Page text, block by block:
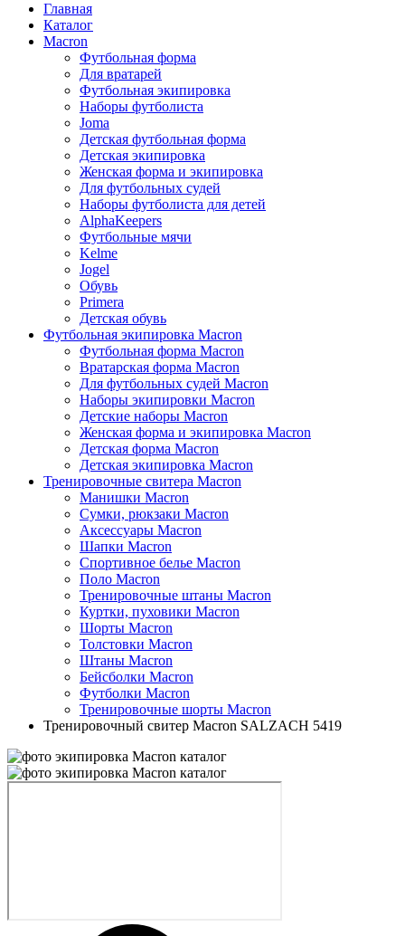
Главная
Каталог
Macron
Футбольная форма
Для вратарей
Футбольная экипировка
Наборы футболиста
Joma
Детская футбольная форма
Детская экипировка
Женская форма и экипировка
Для футбольных судей
Наборы футболиста для детей
AlphaKeepers
Футбольные мячи
Kelme
Jogel
Обувь
Primera
Детская обувь
Футбольная экипировка Macron
Футбольная форма Macron
Вратарская форма Macron
Для футбольных судей Macron
Наборы экипировки Macron
Детские наборы Macron
Женская форма и экипировка Macron
Детская форма Macron
Детская экипировка Macron
Тренировочные свитера Macron
Манишки Macron
Сумки, рюкзаки Macron
Аксессуары Macron
Шапки Macron
Спортивное белье Macron
Поло Macron
Тренировочные штаны Macron
Куртки, пуховики Macron
Шорты Macron
Толстовки Macron
Штаны Macron
Бейсболки Macron
Футболки Macron
Тренировочные шорты Macron
Тренировочный свитер Macron SALZACH 5419